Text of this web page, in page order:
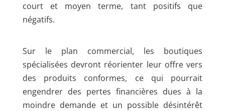
court et moyen terme, tant positifs que
négatifs.
Sur le plan commercial, les boutiques
spécialisées devront réorienter leur offre vers
des produits conformes, ce qui pourrait
engendrer des pertes financières dues à la
moindre demande et un possible désintérêt